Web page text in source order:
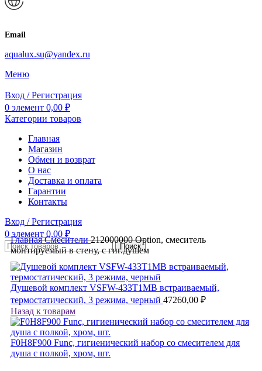
Email
aqualux.su@yandex.ru
Меню
Вход / Регистрация
0 элемент 0,00 ₽
Категории товаров
Главная
Магазин
Обмен и возврат
О нас
Доставка и оплата
Гарантии
Контакты
Вход / Регистрация
0 элемент 0,00 ₽
Поиск
ГлавнаяСмесители212000000 Option, смеситель
монтируемый в стену, с гиг.душем
Душевой комплект VSFW-433T1MB встраиваемый,
термостатический, 3 режима, черный 47260,00 ₽
Назад к товарам
F0H8F900 Func, гигиенический набор со смесителем для
душа с полкой, хром, шт.